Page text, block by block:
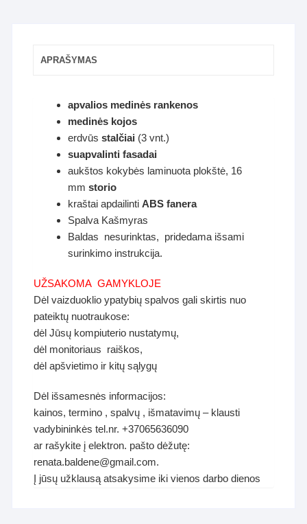
APRAŠYMAS
apvalios medinės rankenos
medinės kojos
erdvūsstalčiai (3 vnt.)
suapvalinti fasadai
aukštos kokybės laminuota plokštė, 16
mmstorio
kraštai apdailintiABS fanera
Spalva Kašmyras
Baldas nesurinktas, pridedama išsami
surinkimo instrukcija.
UŽSAKOMA GAMYKLOJE
Dėl vaizduoklio ypatybių spalvos gali skirtis nuo
pateiktų nuotraukose:
dėl Jūsų kompiuterio nustatymų,
dėl monitoriaus raiškos,
dėl apšvietimo ir kitų sąlygų
Dėl išsamesnės informacijos:
kainos, termino , spalvų , išmatavimų – klausti
vadybininkės tel.nr. +37065636090
ar rašykite į elektron. pašto dėžutę:
renata.baldene@gmail.com.
Į jūsų užklausą atsakysime iki vienos darbo dienos